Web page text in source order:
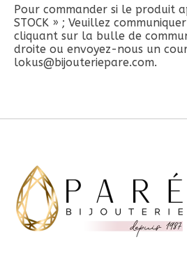
Pour commander si le produit
STOCK » ; Veuillez
cliquant sur la bulle de
droite ou envoyez-nous un
lokus@bijouteriepare.com.